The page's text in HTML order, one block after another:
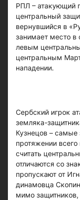
РПЛ – атакующий
центральный
вернувшийся в
занимает место в
левым
центральным
нападении.
Сербский игрок
земляка-
Кузнецов – самые
протяжении
считать
отличаются со
пропускают от
динамовца
мимо защитников,